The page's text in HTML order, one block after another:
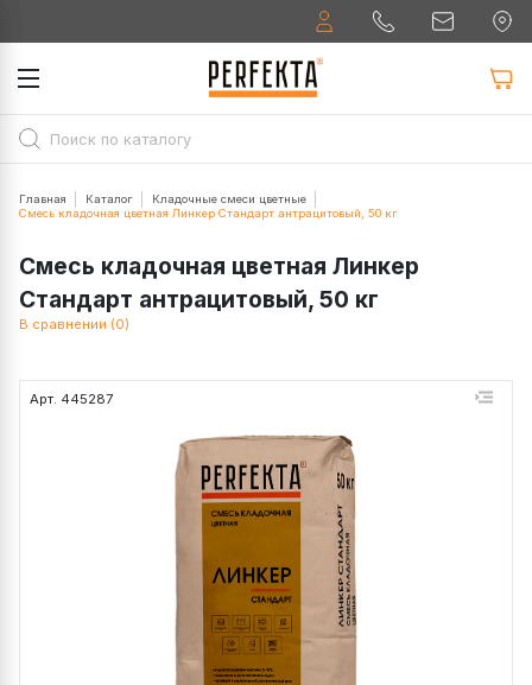
Главная Каталог
Кладочные смеси цветные
Смесь кладочная цветная Линкер Стандарт антрацитовый, 50 кг
Смесь кладочная цветная Линкер
Стандарт антрацитовый, 50 кг
В сравнении (0)
Арт. 445287